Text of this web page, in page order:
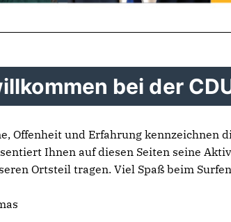
bei der
Offenheit und Erfahrung kennzeichnen
Ihnen auf diesen Seiten seine
Ortsteil tragen. Viel Spaß beim